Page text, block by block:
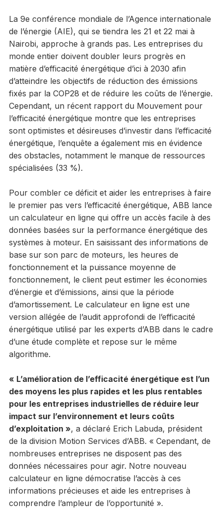
La 9e conférence mondiale de l’Agence internationale
de l’énergie (AIE), qui se tiendra les 21 et 22 mai à
Nairobi, approche à grands pas. Les entreprises du
monde entier doivent doubler leurs progrès en
matière d’efficacité énergétique d’ici à 2030 afin
d’atteindre les objectifs de réduction des émissions
fixés par la COP28 et de réduire les coûts de l’énergie.
Cependant, un récent rapport du Mouvement pour
l’efficacité énergétique montre que les entreprises
sont optimistes et désireuses d’investir dans l’efficacité
énergétique, l’enquête a également mis en évidence
des obstacles, notamment le manque de ressources
spécialisées (33 %).
Pour combler ce déficit et aider les entreprises à faire
le premier pas vers l’efficacité énergétique, ABB lance
un calculateur en ligne qui offre un accès facile à des
données basées sur la performance énergétique des
systèmes à moteur. En saisissant des informations de
base sur son parc de moteurs, les heures de
fonctionnement et la puissance moyenne de
fonctionnement, le client peut estimer les économies
d’énergie et d’émissions, ainsi que la période
d’amortissement. Le calculateur en ligne est une
version allégée de l’audit approfondi de l’efficacité
énergétique utilisé par les experts d’ABB dans le cadre
d’une étude complète et repose sur le même
algorithme.
« L’amélioration de l’efficacité énergétique est l’un
des moyens les plus rapides et les plus rentables
pour les entreprises industrielles de réduire leur
impact sur l’environnement et leurs coûts
d’exploitation », a déclaré Erich Labuda, président
de la division Motion Services d’ABB. « Cependant, de
nombreuses entreprises ne disposent pas des
données nécessaires pour agir. Notre nouveau
calculateur en ligne démocratise l’accès à ces
informations précieuses et aide les entreprises à
comprendre l’ampleur de l’opportunité ».